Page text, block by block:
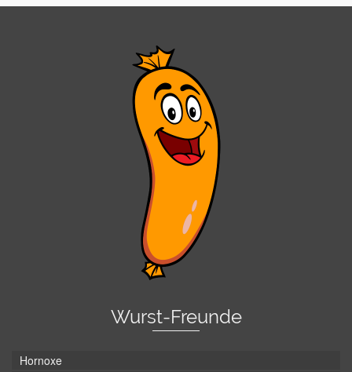
Wurst-Freunde
Hornoxe